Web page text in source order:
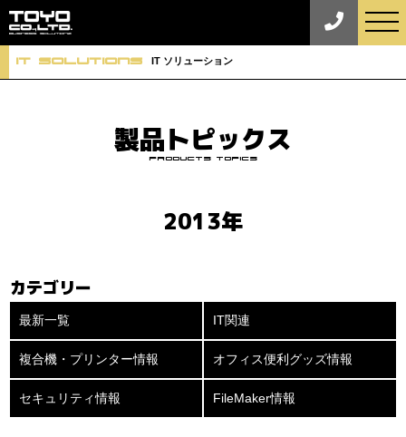
iT Solutions IT ソリューション
製品トピックス
Products Topics
2013年
カテゴリー
最新一覧 IT関連
複合機・プリンター情報 オフィス便利グッズ情報
セキュリティ情報 FileMaker情報